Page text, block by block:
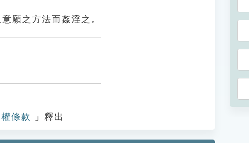
願之方法而姦淫之。
條款 」釋出